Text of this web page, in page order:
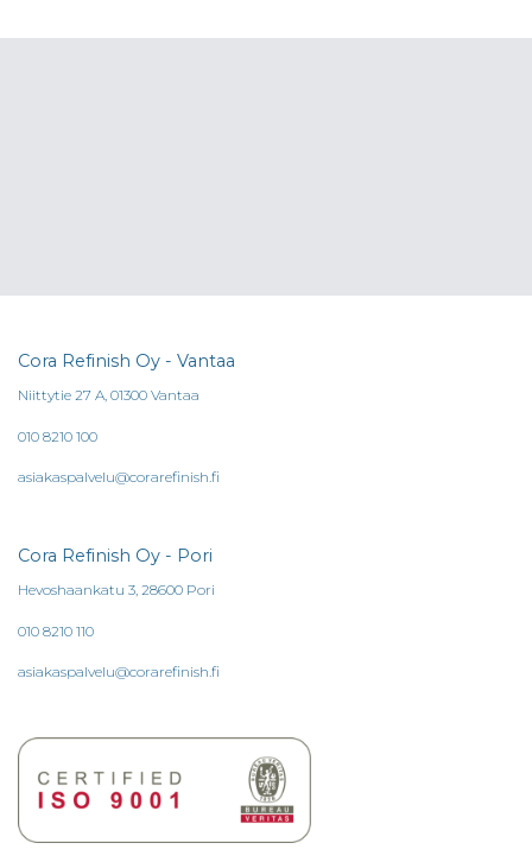
Cora Refinish Oy - Vantaa
Niittytie 27 A, 01300 Vantaa
010 8210 100
asiakaspalvelu@corarefinish.fi
Cora Refinish Oy - Pori
Hevoshaankatu 3, 28600 Pori
010 8210 110
asiakaspalvelu@corarefinish.fi